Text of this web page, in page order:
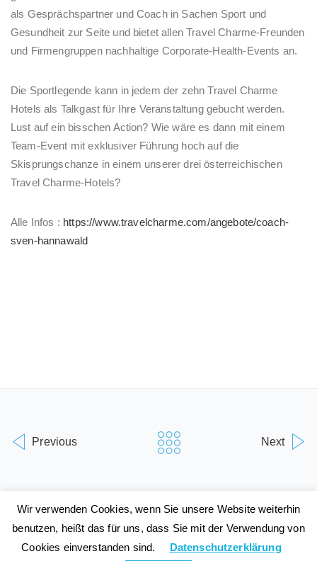
als Gesprächspartner und Coach in Sachen Sport und
Gesundheit zur Seite und bietet allen Travel Charme-Freunden
und Firmengruppen nachhaltige Corporate-Health-Events an.
Die Sportlegende kann in jedem der zehn Travel Charme
Hotels als Talkgast für Ihre Veranstaltung gebucht werden.
Lust auf ein bisschen Action? Wie wäre es dann mit einem
Team-Event mit exklusiver Führung hoch auf die
Skisprungschanze in einem unserer drei österreichischen
Travel Charme-Hotels?
Alle Infos : https://www.travelcharme.com/angebote/coach-
sven-hannawald
Previous Next
© 2001-2024 SPORT SPEAKER GmbH
Wir verwenden Cookies, wenn Sie unsere Website weiterhin
benutzen, heißt das für uns, dass Sie mit der Verwendung von
Cookies einverstanden sind.
Datenschutzerklärung